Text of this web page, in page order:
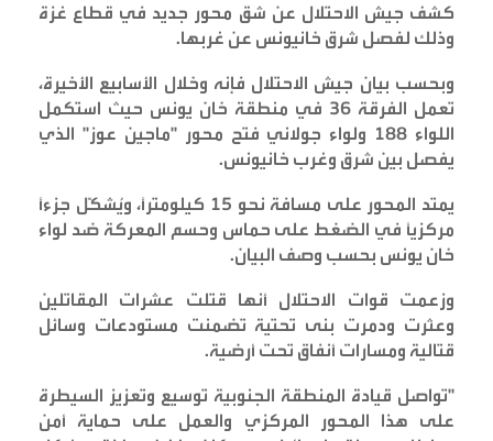
كشف جيش الاحتلال عن شق محور جديد في قطاع غزة
وذلك لفصل شرق خانيونس عن غربها.
وبحسب بيان جيش الاحتلال فإنه وخلال الأسابيع الأخيرة،
تعمل الفرقة 36 في منطقة خان يونس حيث استكمل
اللواء 188 ولواء جولاني فتح محور "ماجين عوز" الذي
يفصل بين شرق وغرب خانيونس.
يمتد المحور على مسافة نحو 15 كيلومترًا، ويُشكّل جزءًا
مركزيًا في الضغط على حماس وحسم المعركة ضد لواء
خان يونس بحسب وصف البيان.
وزعمت قوات الاحتلال أنها قتلت عشرات المقاتلين
وعثرت ودمرت بنى تحتية تضمنت مستودعات وسائل
قتالية ومسارات أنفاق تحت أرضية.
"تواصل قيادة المنطقة الجنوبية توسيع وتعزيز السيطرة
على هذا المحور المركزي والعمل على حماية أمن